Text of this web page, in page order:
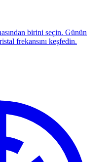
birini seçin. Günün
frekansını keşfedin.